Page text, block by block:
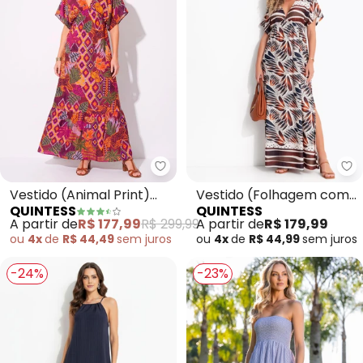
Quintess - Vestido (Animal
Vestido (Animal Print)
em Tecido Plano de
Poliéste
QUINTESS
A partir deR$ 177,99R$ 299,99
ou 4xde R$ 44,49sem juros
Vestido (Folhagem com
Barrado) em Malha Fria
QUINTESS
A partir deR$ 179,99
ou 4xde R$ 44,99sem juros
-24% -23%